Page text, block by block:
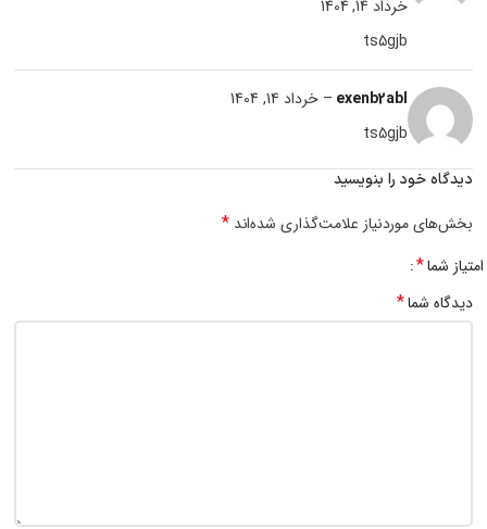
خرداد 14, 1404
ts5gjb
exenb2abl
– خرداد 14, 1404
ts5gjb
دیدگاه خود را بنویسید
بخش‌های موردنیاز علامت‌گذاری شده‌اند*
امتیاز شما*
دیدگاه شما*